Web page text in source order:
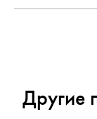
Другие